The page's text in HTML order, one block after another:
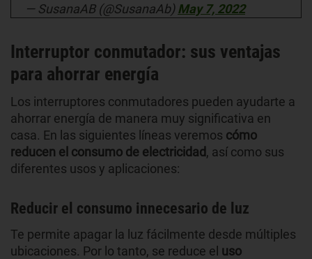
— SusanaAB (@SusanaAb)May 7, 2022
Interruptor conmutador: sus ventajas
para ahorrar energía
Los interruptores conmutadores pueden ayudarte a
ahorrar energía de manera muy significativa en
casa. En las siguientes líneas veremos cómo
reducen el consumo de electricidad, así como sus
diferentes usos y aplicaciones:
Reducir el consumo innecesario de luz
Te permite apagar la luz fácilmente desde múltiples
ubicaciones. Por lo tanto, se reduce el uso